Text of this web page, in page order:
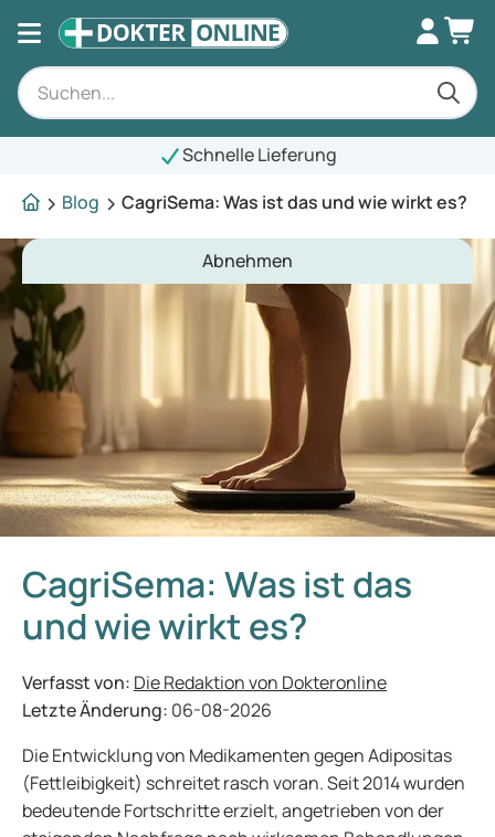
Schnelle Lieferung
Blog
CagriSema: Was ist das und wie wirkt es?
Abnehmen
CagriSema: Was ist das
und wie wirkt es?
Verfasst von: Die Redaktion von Dokteronline
Letzte Änderung: 06-08-2026
Die Entwicklung von Medikamenten gegen Adipositas
(Fettleibigkeit) schreitet rasch voran. Seit 2014 wurden
bedeutende Fortschritte erzielt, angetrieben von der